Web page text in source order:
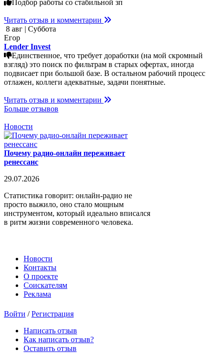
Подбор работы со стабильной зп
Читать отзыв и комментарии
8 авг | Суббота
Егор
Lender Invest
Единственное, что требует доработки (на мой скромный
взгляд) это поиск по фильтрам в старых офертах, иногда
подвисает при большой базе. В остальном рабочий процесс
отлажен, коллеги адекватные, задачи понятные.
Читать отзыв и комментарии
Больше отзывов
Новости
Почему радио-онлайн переживает
ренессанс
29.07.2026
Статистика говорит: онлайн-радио не
просто выжило, оно стало мощным
инструментом, который идеально вписался
в ритм жизни современного человека.
Новости
Контакты
О проекте
Соискателям
Реклама
Войти /Регистрация
Написать отзыв
Как написать отзыв?
Оставить отзыв